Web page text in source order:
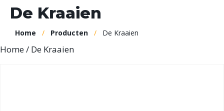
De Kraaien
Home / Producten / De Kraaien
Home/ De Kraaien